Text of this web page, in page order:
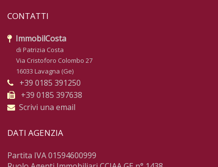
CONTATTI
ImmobilCosta
di Patrizia Costa
Via Cristoforo Colombo 27
16033 Lavagna (Ge)
+39 0185 391250
+39 0185 397638
Scrivi una email
DATI AGENZIA
Partita IVA 01594600999